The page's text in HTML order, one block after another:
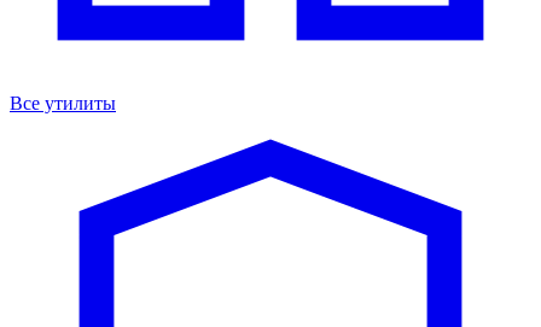
Все утилиты